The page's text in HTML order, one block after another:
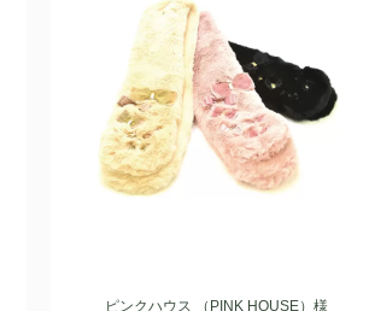
ピンクハウス （PINK HOUSE）様